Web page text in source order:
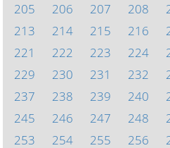
205
206 207 208
213
214 215 216
221
222 223 224
229
230 231 232
237
238 239 240
245
246 247 248
253
254 255 256